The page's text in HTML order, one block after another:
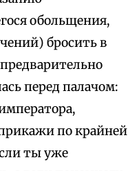
обольщения,
бросить в
перед палачом:
по крайней
ты уже